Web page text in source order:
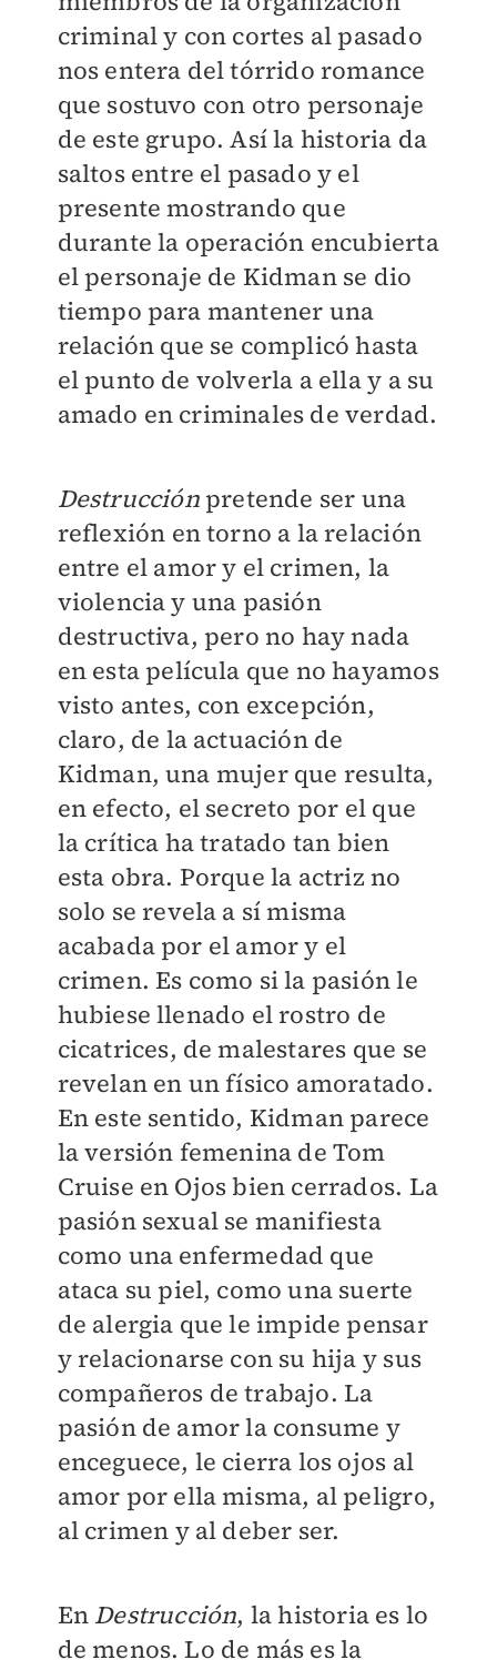
criminal y con cortes al pasado
nos entera del tórrido romance
que sostuvo con otro personaje
de este grupo. Así la historia da
saltos entre el pasado y el
presente mostrando que
durante la operación encubierta
el personaje de Kidman se dio
tiempo para mantener una
relación que se complicó hasta
el punto de volverla a ella y a su
amado en criminales de verdad.
Destrucciónpretende ser una
reflexión en torno a la relación
entre el amor y el crimen, la
violencia y una pasión
destructiva, pero no hay nada
en esta película que no hayamos
visto antes, con excepción,
claro, de la actuación de
Kidman, una mujer que resulta,
en efecto, el secreto por el que
la crítica ha tratado tan bien
esta obra. Porque la actriz no
solo se revela a sí misma
acabada por el amor y el
crimen. Es como si la pasión le
hubiese llenado el rostro de
cicatrices, de malestares que se
revelan en un físico amoratado.
En este sentido, Kidman parece
la versión femenina de Tom
Cruise en Ojos bien cerrados. La
pasión sexual se manifiesta
como una enfermedad que
ataca su piel, como una suerte
de alergia que le impide pensar
y relacionarse con su hija y sus
compañeros de trabajo. La
pasión de amor la consume y
enceguece, le cierra los ojos al
amor por ella misma, al peligro,
al crimen y al deber ser.
En Destrucción, la historia es lo
de menos. Lo de más es la